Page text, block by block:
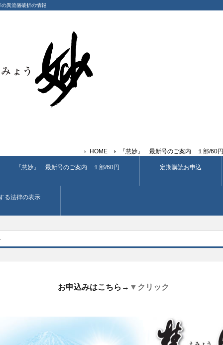
異流儀破折の情報
HOME 『慧妙』 最新号のご案内 １部/60円
『慧妙』 最新号のご案内 １部/60円 定期購読お申込
る法律の表示
お申込みはこちら→ ▼クリック